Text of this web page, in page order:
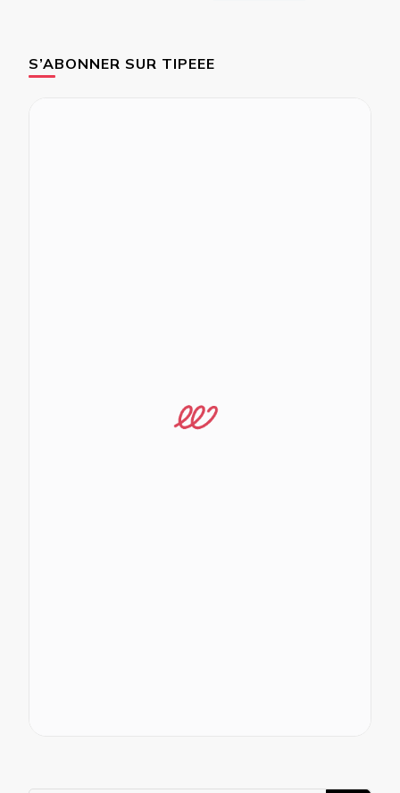
S’ABONNER SUR TIPEEE